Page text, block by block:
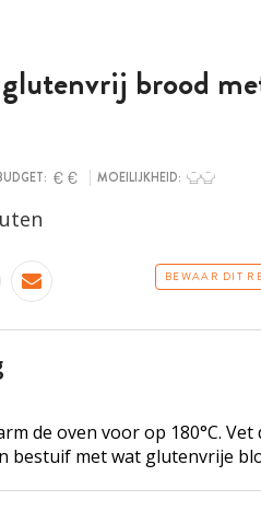
brood
MOEILIJKHEID:
BEWAAR DIT
de oven voor op 180°C.
bestuif met wat glutenvrije